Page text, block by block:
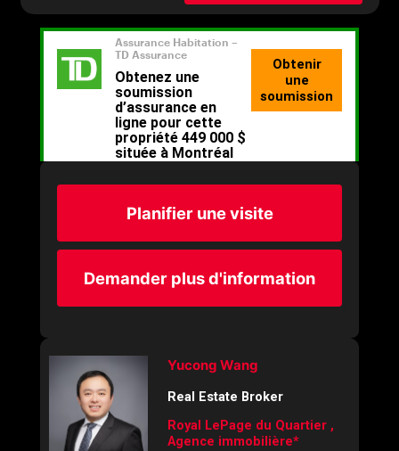
Planifier une visite
Demander plus d'information
Yucong Wang
Real Estate Broker
Royal LePage du Quartier ,
Agence immobilière*